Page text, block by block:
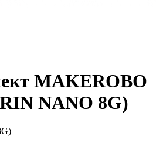
MAKEROBO
NANO 8G)